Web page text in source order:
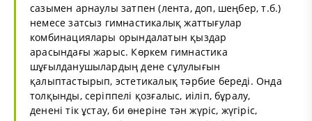
сазымен арнаулы затпен (лента, доп, шеңбер, т.б.)
немесе затсыз гимнастикалық жаттығулар
комбинациялары орындалатын қыздар
арасындағы жарыс. Көркем гимнастика
шұғылданушылардың дене сұлулығын
қалыптастырып, эстетикалық тәрбие береді. Онда
толқынды, серіппелі қозғалыс, иіліп, бұралу,
денені тік ұстау, би өнеріне тән жүріс, жүгіріс,